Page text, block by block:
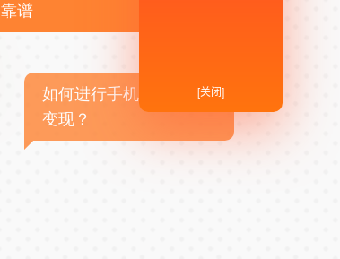
靠谱
如何进行手机APP商业
变现？
[关闭]